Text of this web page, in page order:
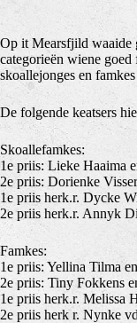
Op it Mearsfjild waaide
categorieën wiene
skoallejonges en
De folgende keatsers
Skoallefamkes:
1e priis: Lieke Haaima
2e priis: Dorienke
1e priis herk.r. Dycke
2e priis herk.r. Annyk
Famkes:
1e priis: Yellina Tilma
2e priis: Tiny Fokkens
1e priis herk.r. Melissa
2e priis herk r. Nynke